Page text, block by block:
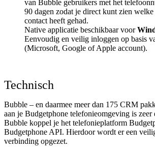
van Bubble gebruikers met het
90 dagen zodat je direct kunt zien welke
contact heeft gehad.
Native applicatie beschikbaar voor
Eenvoudig en veilig inloggen op basis
(Microsoft, Google of Apple account).
Technisch
Bubble – en daarmee meer dan 175 CRM
aan je Budgetphone telefonieomgeving is
Bubble koppel je het telefonieplatform
Budgetphone API. Hierdoor wordt er een
verbinding opgezet.